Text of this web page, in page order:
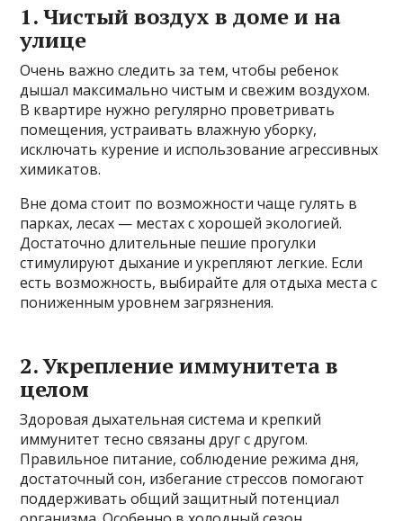
1. Чистый воздух в доме и на
улице
Очень важно следить за тем, чтобы ребенок
дышал максимально чистым и свежим воздухом.
В квартире нужно регулярно проветривать
помещения, устраивать влажную уборку,
исключать курение и использование агрессивных
химикатов.
Вне дома стоит по возможности чаще гулять в
парках, лесах — местах с хорошей экологией.
Достаточно длительные пешие прогулки
стимулируют дыхание и укрепляют легкие. Если
есть возможность, выбирайте для отдыха места с
пониженным уровнем загрязнения.
2. Укрепление иммунитета в
целом
Здоровая дыхательная система и крепкий
иммунитет тесно связаны друг с другом.
Правильное питание, соблюдение режима дня,
достаточный сон, избегание стрессов помогают
поддерживать общий защитный потенциал